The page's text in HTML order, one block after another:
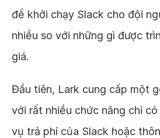
để khởi chạy Slack cho đội
nhiều so với những gì được
giá.
Đầu tiên, Lark cung cấp một
với rất nhiều chức năng chỉ
vụ trả phí của Slack hoặc